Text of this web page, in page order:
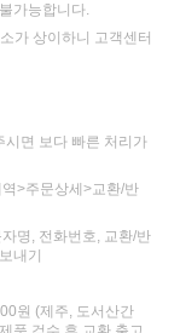
가능합니다.
가 상이하니 고객센터
시면 보다 빠른 처리가
>주문상세>교환/반
명, 전화번호, 교환/반
내기
원 (제주, 도서산간